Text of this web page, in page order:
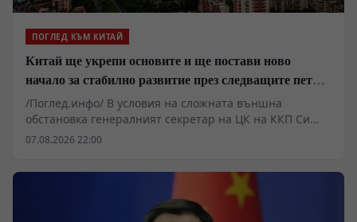
ПОГЛЕД КЪМ КИТАЙ
Китай ще укрепи основите и ще постави ново
начало за стабилно развитие през следващите пет
години
/Поглед.инфо/ В условия на сложната външна
обстановка генералният секретар на ЦК на ККП Си
Дзинпин определи основните стратегически задачи
мерките е решително насърчаване
висококачественото развитие и поставяне на
стабилна основа за следващите пет години.
07.08.2026 22:00